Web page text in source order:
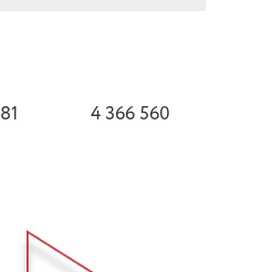
4 366 560